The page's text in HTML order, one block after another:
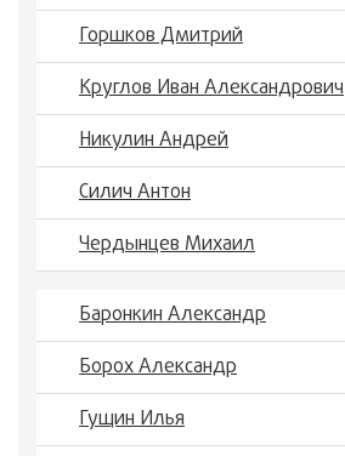
Горшков Дмитрий
Круглов Иван Александрович
Никулин Андрей
Силич Антон
Чердынцев Михаил
Баронкин Александр
Борох Александр
Гущин Илья